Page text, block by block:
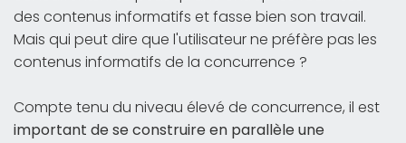
des contenus informatifs et fasse bien son travail.
Mais qui peut dire que l'utilisateur ne préfère pas les
contenus informatifs de la concurrence ?
Compte tenu du niveau élevé de concurrence, il est
important de se construire en parallèle une